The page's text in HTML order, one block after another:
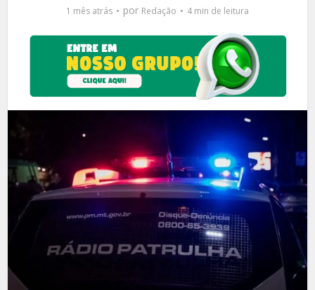
1 mês atrás por Redação 4 min de leitura